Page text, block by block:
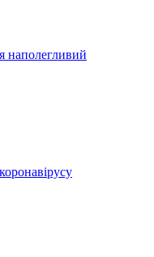
наполегливий